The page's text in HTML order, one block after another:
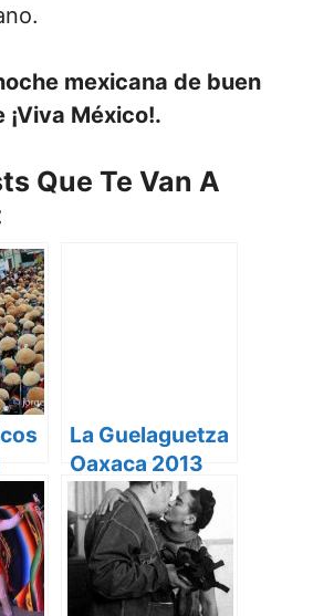
mexicana de buen
¡Viva México!.
Que Te Van A
La Guelaguetza
Oaxaca 2013